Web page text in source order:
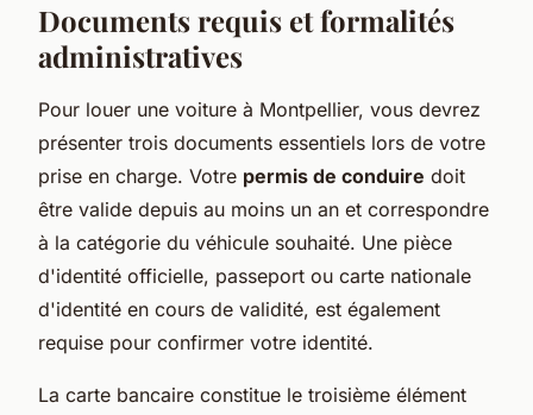
Documents requis et formalités
administratives
Pour louer une voiture à Montpellier, vous devrez
présenter trois documents essentiels lors de votre
prise en charge. Votre permis de conduire doit
être valide depuis au moins un an et correspondre
à la catégorie du véhicule souhaité. Une pièce
d'identité officielle, passeport ou carte nationale
d'identité en cours de validité, est également
requise pour confirmer votre identité.
La carte bancaire constitue le troisième élément